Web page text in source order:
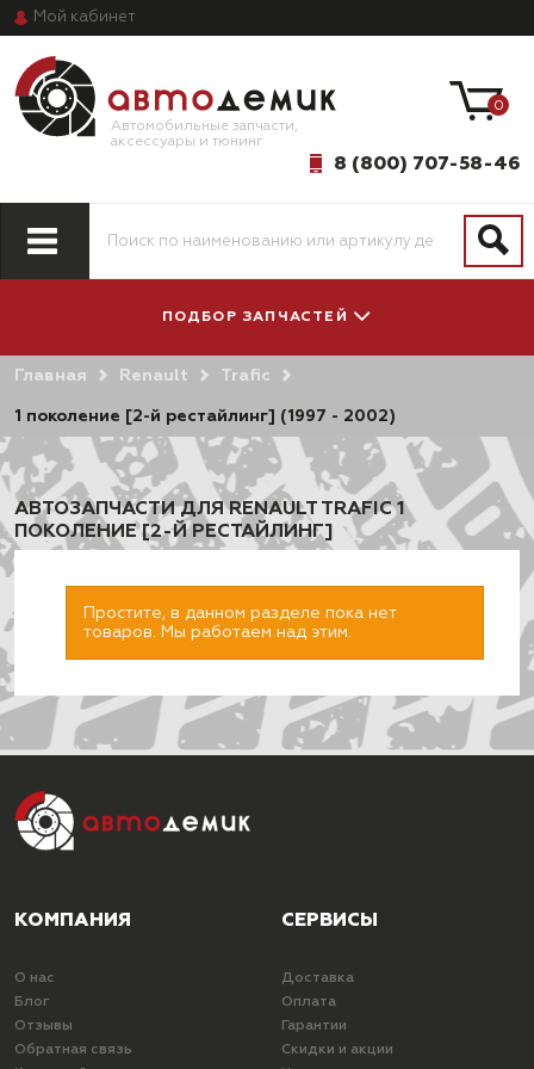
Мой кабинет
Автомобильные запчасти,
аксессуары и тюнинг
8 (800) 707-58-46
0
ПОДБОР ЗАПЧАСТЕЙ
АВТОМОБИЛЯ
И АГРЕГАТАМ
ПОДОБРАТЬ
Главная Renault Trafic
1 поколение [2-й рестайлинг] (1997 - 2002)
АВТОЗАПЧАСТИ ДЛЯ RENAULT TRAFIC 1
ПОКОЛЕНИЕ [2-Й РЕСТАЙЛИНГ]
Простите, в данном разделе пока нет
товаров. Мы работаем над этим.
КОМПАНИЯ
О нас
Блог
Отзывы
Обратная связь
СЕРВИСЫ
Доставка
Оплата
Гарантии
Скидки и акции